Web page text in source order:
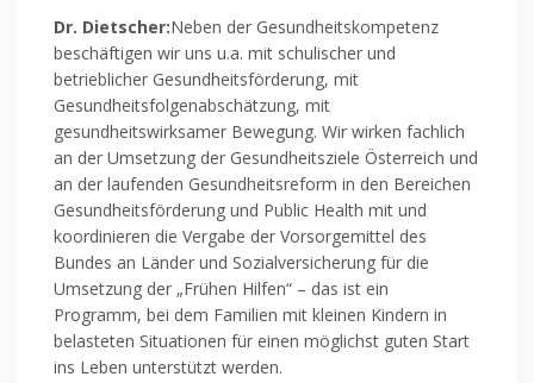
Dr. Dietscher:Neben der Gesundheitskompetenz
beschäftigen wir uns u.a. mit schulischer und
betrieblicher Gesundheitsförderung, mit
Gesundheitsfolgenabschätzung, mit
gesundheitswirksamer Bewegung. Wir wirken fachlich
an der Umsetzung der Gesundheitsziele Österreich und
an der laufenden Gesundheitsreform in den Bereichen
Gesundheitsförderung und Public Health mit und
koordinieren die Vergabe der Vorsorgemittel des
Bundes an Länder und Sozialversicherung für die
Umsetzung der „Frühen Hilfen“ – das ist ein
Programm, bei dem Familien mit kleinen Kindern in
belasteten Situationen für einen möglichst guten Start
ins Leben unterstützt werden.